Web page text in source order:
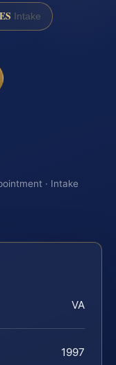
Intake
· Intake
VA
1997